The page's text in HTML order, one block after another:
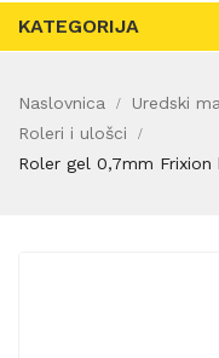
KATEGORIJA
Naslovnica Uredski
Roleri i ulošci
Roler gel 0,7mm